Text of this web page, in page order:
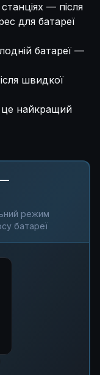
— після
для батареї
батареї —
швидкої
найкращий
—
режим
батареї